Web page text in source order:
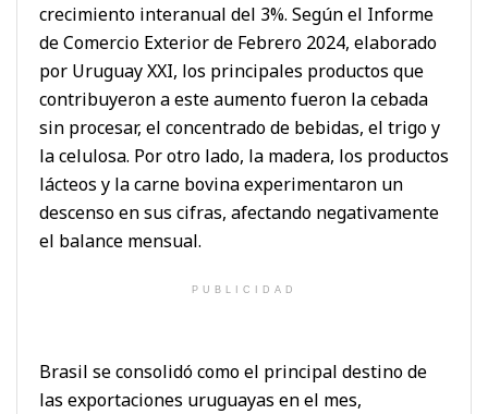
crecimiento interanual del 3%. Según el Informe
de Comercio Exterior de Febrero 2024, elaborado
por Uruguay XXI, los principales productos que
contribuyeron a este aumento fueron la cebada
sin procesar, el concentrado de bebidas, el trigo y
la celulosa. Por otro lado, la madera, los productos
lácteos y la carne bovina experimentaron un
descenso en sus cifras, afectando negativamente
el balance mensual.
PUBLICIDAD
Brasil se consolidó como el principal destino de
las exportaciones uruguayas en el mes,